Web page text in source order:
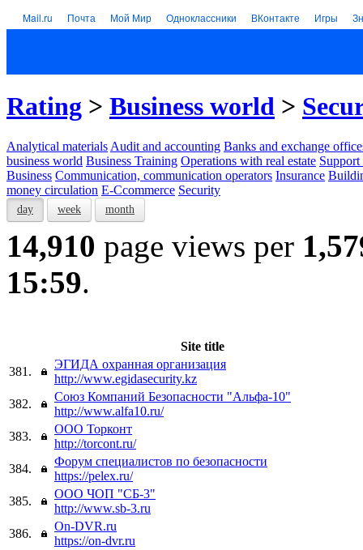
Mail.ru Почта Мой Мир Одноклассники ВКонтакте Игры
Rating > Business world >
Analytical materials Audit and accounting Banks and exchange
business world Business Training Operations with real estate Support
Business Communication, communication operators Insurance
money circulation E-Ccommerce Security
day week month
14,910 page views per
15:59.
Site title
381.
ЭГИДА охранная организация
http://www.egidasecurity.kz
382.
Союз Компаний Безопасности "Альфа-10"
http://www.alfa10.ru/
383.
ООО Торконт
http://torcont.ru/
384.
Форум специалистов по безопасности
https://pelex.ru/
385.
ООО ЧОП "СБ-3"
http://www.sb-3.ru
386.
On-DVR.ru
https://on-dvr.ru